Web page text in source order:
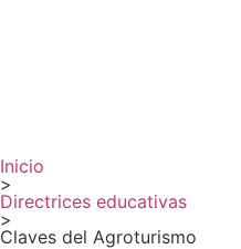
Inicio
>
Directrices educativas
>
Claves del Agroturismo